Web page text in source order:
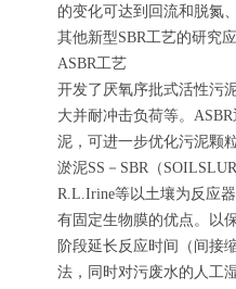
的变化可达到回流和脱氮
其他新型SBR工艺的研究
ASBR工艺
开发了厌氧序批式活性污
大并耐冲击负荷等。
泥，可进一步优化污泥颗
淤泥SS－SBR（
R.L.Irine等以土壤为反应
有固定生物膜的优点。以
阶段延长反应时间（间接
法，同时对污废水的人工